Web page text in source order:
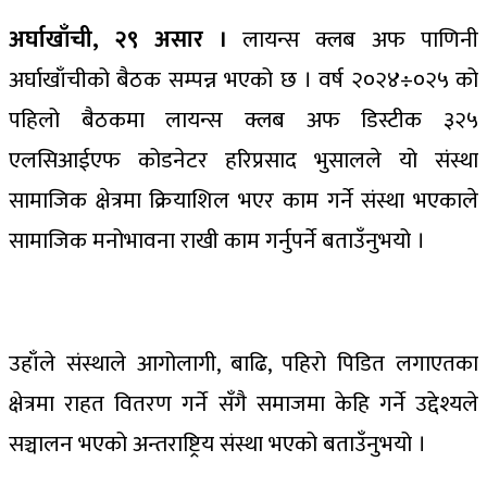
अर्घाखाँची, २९ असार । लायन्स क्लब अफ पाणिनी
अर्घाखाँचीको बैठक सम्पन्न भएको छ । वर्ष २०२४÷०२५ को
पहिलो बैठकमा लायन्स क्लब अफ डिस्टीक ३२५
एलसिआईएफ कोडनेटर हरिप्रसाद भुसालले यो संस्था
सामाजिक क्षेत्रमा क्रियाशिल भएर काम गर्ने संस्था भएकाले
सामाजिक मनोभावना राखी काम गर्नुपर्ने बताउँनुभयो ।
उहाँले संस्थाले आगोलागी, बाढि, पहिरो पिडित लगाएतका
क्षेत्रमा राहत वितरण गर्ने सँगै समाजमा केहि गर्ने उद्देश्यले
सञ्चालन भएको अन्तराष्ट्रिय संस्था भएको बताउँनुभयो ।